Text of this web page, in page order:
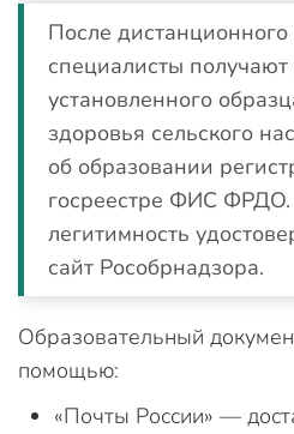
После дистанционного
специалисты получают
установленного
здоровья сельского
об образовании
госреестре ФИС
легитимность
сайт Рособрнадзора.
Образовательный
помощью:
«Почты России» —